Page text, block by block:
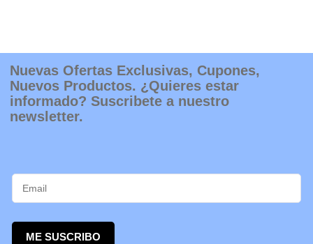
de
producto
Nuevas Ofertas Exclusivas, Cupones,
Nuevos Productos. ¿Quieres estar
informado? Suscribete a nuestro
newsletter.
ME SUSCRIBO